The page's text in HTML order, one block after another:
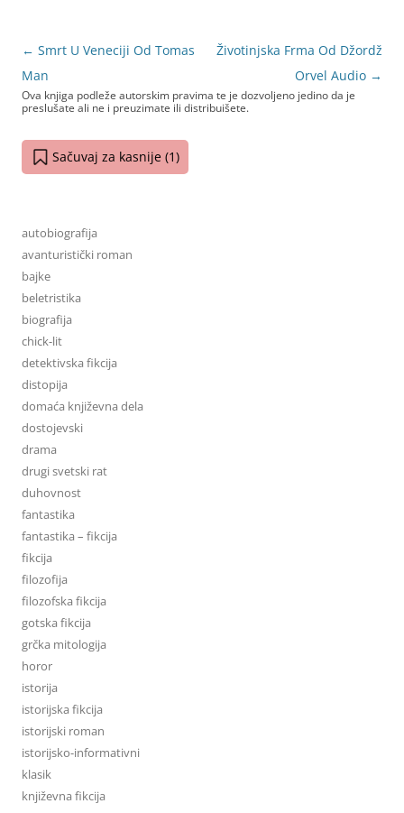
Navigacija
objava
← Smrt U Veneciji Od Tomas
Man
Životinjska Frma Od Džordž
Orvel Audio →
Ova knjiga podleže autorskim pravima te je dozvoljeno jedino da je
preslušate ali ne i preuzimate ili distribuišete.
Sačuvaj za kasnije (1)
autobiografija
avanturistički roman
bajke
beletristika
biografija
chick-lit
detektivska fikcija
distopija
domaća književna dela
dostojevski
drama
drugi svetski rat
duhovnost
fantastika
fantastika – fikcija
fikcija
filozofija
filozofska fikcija
gotska fikcija
grčka mitologija
horor
istorija
istorijska fikcija
istorijski roman
istorijsko-informativni
klasik
književna fikcija